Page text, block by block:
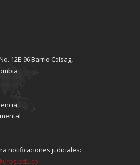
12E-96 Barrio Colsag,
notificaciones judiciales: